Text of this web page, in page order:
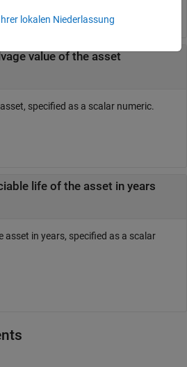
value of the asset
specified as a scalar numeric.
life of the asset in years
asset in years, specified as a scalar
lokalen Niederlassung